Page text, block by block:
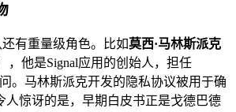
有重量级角色。比如莫西·马林斯派克
，他是Signal应用的创始人，担任
。马林斯派克开发的隐私协议被用于确
人惊讶的是，早期白皮书正是戈德巴德